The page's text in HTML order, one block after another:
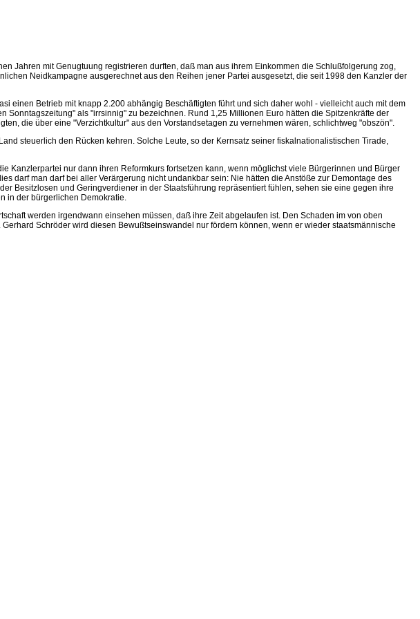
Jahren mit Genugtuung registrieren durften, daß man aus ihrem Einkommen die Schlußfolgerung zog,
Neidkampagne ausgerechnet aus den Reihen jener Partei ausgesetzt, die seit 1998 den Kanzler der
einen Betrieb mit knapp 2.200 abhängig Beschäftigten führt und sich daher wohl - vielleicht auch mit dem
als "irrsinnig" zu bezeichnen. Rund 1,25 Millionen Euro hätten die Spitzenkräfte der
die über eine "Verzichtkultur" aus den Vorstandsetagen zu vernehmen wären, schlichtweg "obszön".
steuerlich den Rücken kehren. Solche Leute, so der Kernsatz seiner fiskalnationalistischen Tirade,
Kanzlerpartei nur dann ihren Reformkurs fortsetzen kann, wenn möglichst viele Bürgerinnen und Bürger
darf man darf bei aller Verärgerung nicht undankbar sein: Nie hätten die Anstöße zur Demontage des
Besitzlosen und Geringverdiener in der Staatsführung repräsentiert fühlen, sehen sie eine gegen ihre
in der bürgerlichen Demokratie.
werden irgendwann einsehen müssen, daß ihre Zeit abgelaufen ist. Den Schaden im von oben
Schröder wird diesen Bewußtseinswandel nur fördern können, wenn er wieder staatsmännische